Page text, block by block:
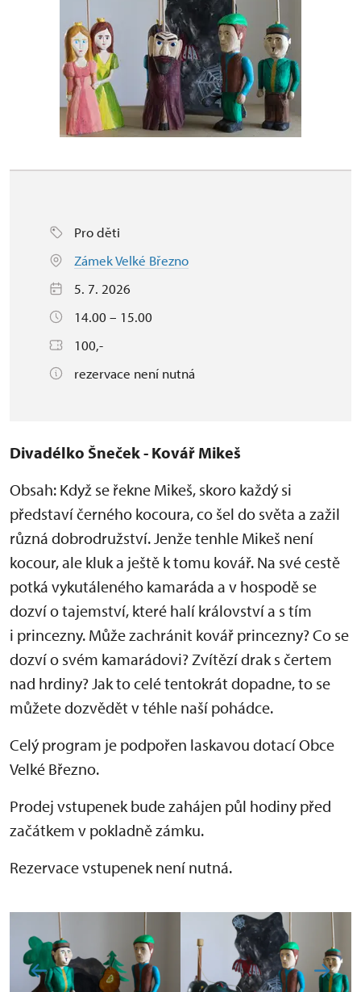
Pro děti
Zámek Velké Březno
5. 7. 2026
14.00 – 15.00
100,-
rezervace není nutná
Divadélko Šneček - Kovář Mikeš
Obsah: Když se řekne Mikeš, skoro každý si
představí černého kocoura, co šel do světa a zažil
různá dobrodružství. Jenže tenhle Mikeš není
kocour, ale kluk a ještě k tomu kovář. Na své cestě
potká vykutáleného kamaráda a v hospodě se
dozví o tajemství, které halí království a s tím
i princezny. Může zachránit kovář princezny? Co se
dozví o svém kamarádovi? Zvítězí drak s čertem
nad hrdiny? Jak to celé tentokrát dopadne, to se
můžete dozvědět v téhle naší pohádce.
Celý program je podpořen laskavou dotací Obce
Velké Březno.
Prodej vstupenek bude zahájen půl hodiny před
začátkem v pokladně zámku.
Rezervace vstupenek není nutná.